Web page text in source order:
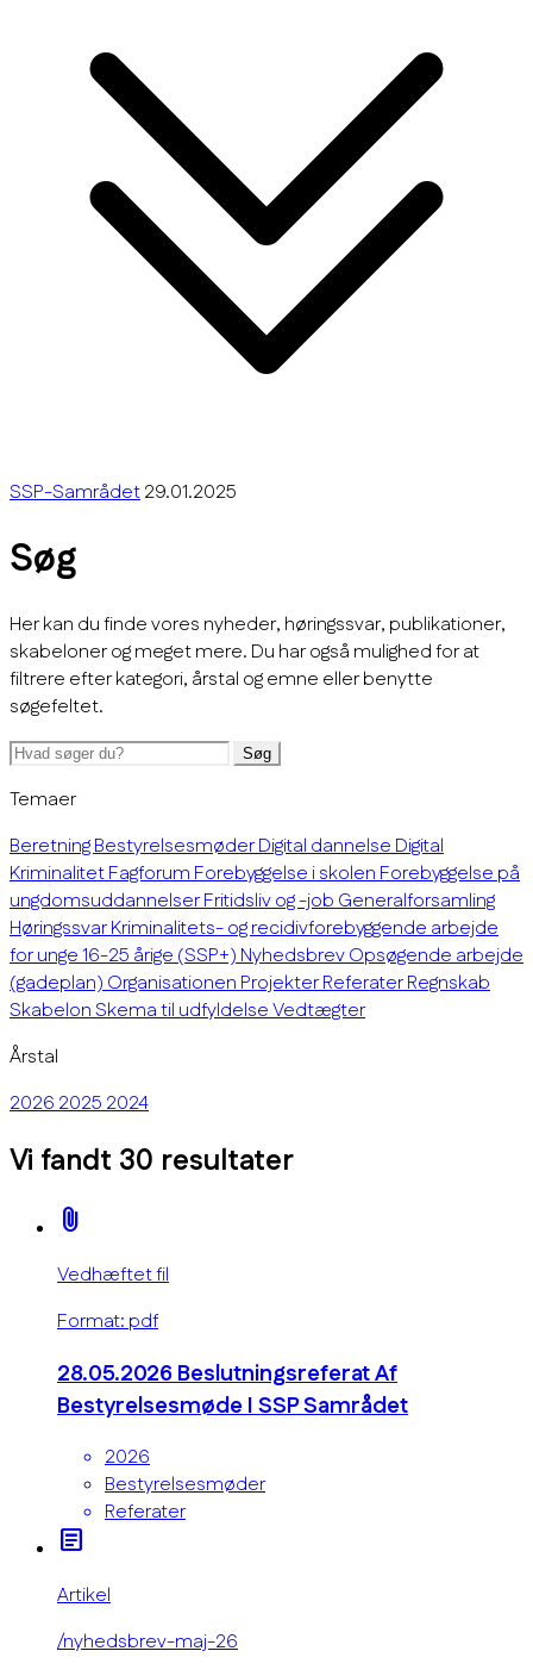
SSP-Samrådet29.01.2025
Søg
Her kan du finde vores nyheder, høringssvar, publikationer,
skabeloner og meget mere. Du har også mulighed for at
filtrere efter kategori, årstal og emne eller benytte
søgefeltet.
Søg
Temaer
BeretningBestyrelsesmøderDigital dannelseDigital
KriminalitetFagforumForebyggelse i skolenForebyggelse på
ungdomsuddannelserFritidsliv og -jobGeneralforsamling
HøringssvarKriminalitets- og recidivforebyggende arbejde
for unge 16-25 årige (SSP+)NyhedsbrevOpsøgende arbejde
(gadeplan)OrganisationenProjekterReferaterRegnskab
SkabelonSkema til udfyldelseVedtægter
Årstal
202620252024
Vi fandt 30 resultater
attach_file
Vedhæftet fil
Format: pdf
28.05.2026 Beslutningsreferat Af
Bestyrelsesmøde I SSP Samrådet
2026
Bestyrelsesmøder
Referater
article
Artikel
/nyhedsbrev-maj-26